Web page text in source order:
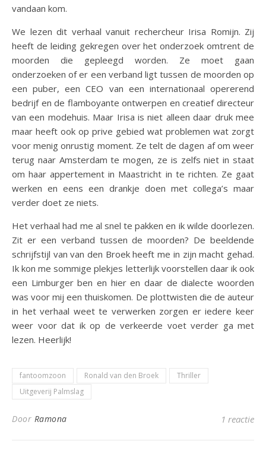
vandaan kom.
We lezen dit verhaal vanuit rechercheur Irisa Romijn. Zij
heeft de leiding gekregen over het onderzoek omtrent de
moorden die gepleegd worden. Ze moet gaan
onderzoeken of er een verband ligt tussen de moorden op
een puber, een CEO van een internationaal opererend
bedrijf en de flamboyante ontwerpen en creatief directeur
van een modehuis. Maar Irisa is niet alleen daar druk mee
maar heeft ook op prive gebied wat problemen wat zorgt
voor menig onrustig moment. Ze telt de dagen af om weer
terug naar Amsterdam te mogen, ze is zelfs niet in staat
om haar appertement in Maastricht in te richten. Ze gaat
werken en eens een drankje doen met collega’s maar
verder doet ze niets.
Het verhaal had me al snel te pakken en ik wilde doorlezen.
Zit er een verband tussen de moorden? De beeldende
schrijfstijl van van den Broek heeft me in zijn macht gehad.
Ik kon me sommige plekjes letterlijk voorstellen daar ik ook
een Limburger ben en hier en daar de dialecte woorden
was voor mij een thuiskomen. De plottwisten die de auteur
in het verhaal weet te verwerken zorgen er iedere keer
weer voor dat ik op de verkeerde voet verder ga met
lezen. Heerlijk!
fantoomzoon Ronald van den Broek
Thriller
Uitgeverij Palmslag
Door Ramona 1 reactie